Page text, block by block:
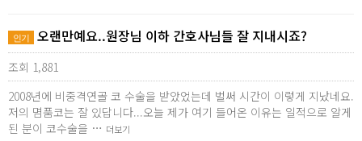
인기 오랜만예요..원장님 이하 간호사님들 잘 지내시죠?
조회 1,881
2008년에 비중격연골 코 수술을 받았었는데 벌써 시간이 이렇게 지났네요.
저의 몀품코는 잘 있답니다...오늘 제가 여기 들어온 이유는 일적으로 알게
된 분이 코수술을 … 더보기